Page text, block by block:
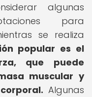
algunas
para
se realiza
popular es el
que puede
muscular y
Algunas